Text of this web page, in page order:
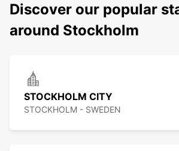
Discover our popular
around Stockholm
STOCKHOLM CITY
STOCKHOLM - SWEDEN